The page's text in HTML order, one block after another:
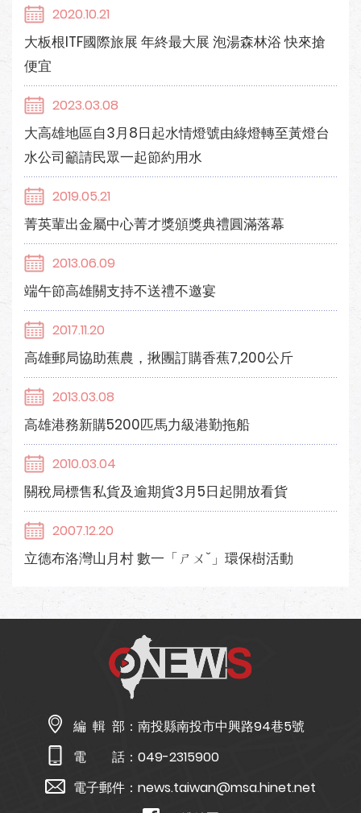
2020.10.21
大板根ITF國際旅展 年終最大展 泡湯森林浴 快來搶
便宜
2023.03.08
大高雄地區自3月8日起水情燈號由綠燈轉至黃燈台
水公司籲請民眾一起節約用水
2019.05.21
菁英輩出金屬中心菁才獎頒獎典禮圓滿落幕
2013.06.09
端午節高雄關支持不送禮不邀宴
2017.11.20
高雄郵局協助蕉農，揪團訂購香蕉7,200公斤
2013.03.08
高雄港務新購5200匹馬力級港勤拖船
2010.03.04
關稅局標售私貨及逾期貨3月5日起開放看貨
2007.12.20
立德布洛灣山月村 數一「ㄕㄨˇ」環保樹活動
編 輯 部： 南投縣南投市中興路94巷5號
電 話： 049-2315900
電子郵件： news.taiwan@msa.hinet.net